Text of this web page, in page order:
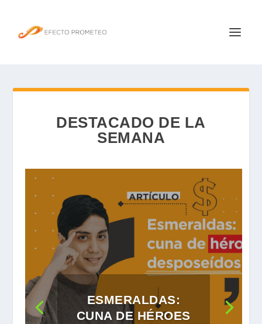
DESTACADO DE LA
SEMANA
ESMERALDAS:
CUNA DE HÉROES